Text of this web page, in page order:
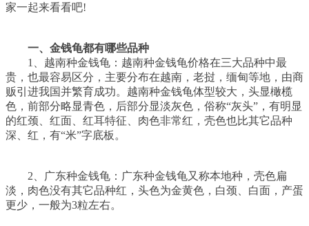
家一起来看看吧!
一、金钱龟都有哪些品种
1、越南种金钱龟：越南种金钱龟价格在三大品种中最
贵，也最容易区分，主要分布在越南，老挝，缅甸等地，由商
贩引进我国并繁育成功。越南种金钱龟体型较大，头显橄榄
色，前部分略显青色，后部分显淡灰色，俗称“灰头”，有明显
的红颈、红面、红耳特征、肉色非常红，壳色也比其它品种
深、红，有“米”字底板。
2、广东种金钱龟：广东种金钱龟又称本地种，壳色扁
淡，肉色没有其它品种红，头色为金黄色，白颈、白面，产蛋
更少，一般为3粒左右。